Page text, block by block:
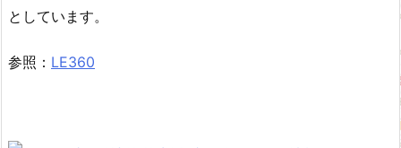
としています。
参照： LE360